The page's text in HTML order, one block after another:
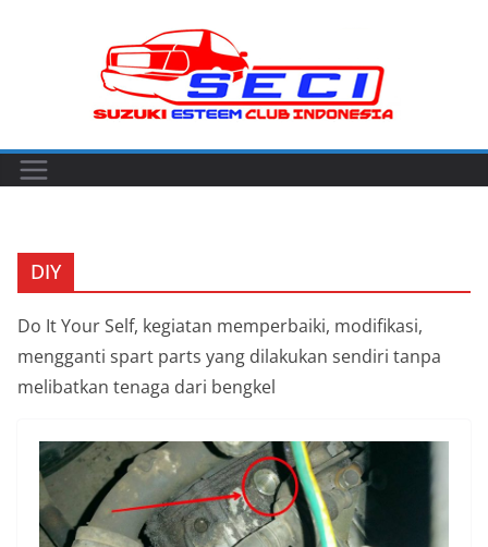
DIY
Do It Your Self, kegiatan memperbaiki, modifikasi,
mengganti spart parts yang dilakukan sendiri tanpa
melibatkan tenaga dari bengkel